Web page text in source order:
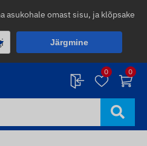
asukohale omast sisu, ja klõpsake
Järgmine
0 0